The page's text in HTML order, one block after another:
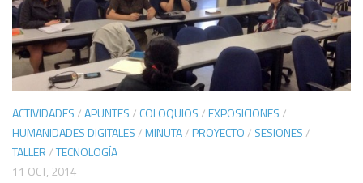
ACTIVIDADES/APUNTES/ COLOQUIOS/EXPOSICIONES/
HUMANIDADES DIGITALES/MINUTA/PROYECTO/ SESIONES/
TALLER/TECNOLOGÍA
11 OCT, 2014